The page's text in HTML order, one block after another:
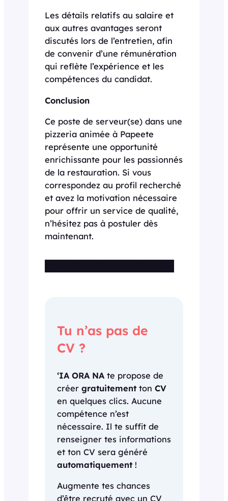
Les détails relatifs au salaire et
aux autres avantages seront
discutés lors de l’entretien, afin
de convenir d’une rémunération
qui reflète l’expérience et les
compétences du candidat.
Conclusion
Ce poste de serveur(se) dans une
pizzeria animée à Papeete
représente une opportunité
enrichissante pour les passionnés
de la restauration. Si vous
correspondez au profil recherché
et avez la motivation nécessaire
pour offrir un service de qualité,
n’hésitez pas à postuler dès
maintenant.
Tu n’as pas de
CV ?
‘IA ORA NA te propose de
créer gratuitementton CV
en quelques clics. Aucune
compétence n’est
nécessaire. Il te suffit de
renseigner tes informations
et ton CV sera généré
automatiquement!
Augmente tes chances
d’être recruté avec un CV